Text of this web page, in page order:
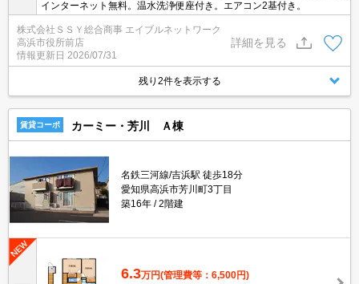
インターネット無料。温水洗浄便座付き。エアコン2基付き。
株式会社ＳＳＹ総合商事 エイブルネットワーク
高浜市役所前店
情報更新日 2026/07/31
詳細を見る
残り2件を表示する
賃貸コーポ カーミー・芳川 Ａ棟
名鉄三河線/吉浜駅 徒歩18分
愛知県高浜市芳川町3丁目
築16年
2階建
6.3万円(管理費等：6,500円)